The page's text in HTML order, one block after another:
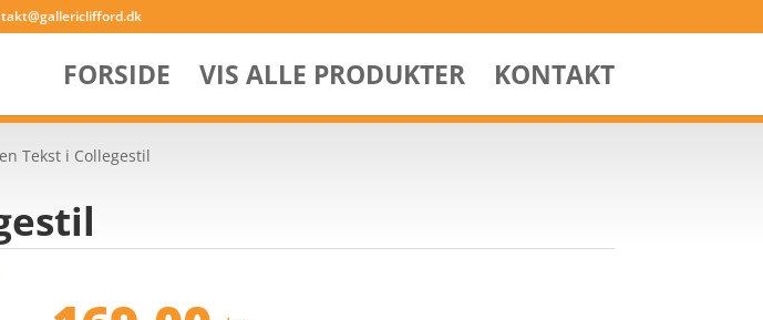
FORSIDE VIS ALLE PRODUKTER KONTAKT
Tekst i Collegestil